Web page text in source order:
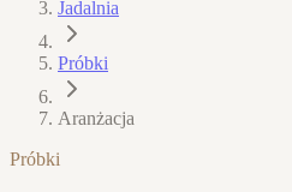
Jadalnia
Próbki
Aranżacja
Próbki